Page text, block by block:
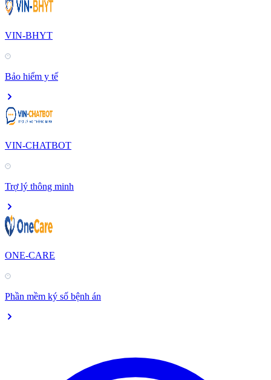
VIN-BHYT
Bảo hiểm y tế
VIN-CHATBOT
Trợ lý thông minh
ONE-CARE
Phần mềm ký số bệnh án